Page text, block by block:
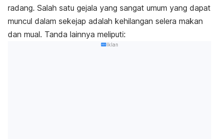
radang. Salah satu gejala yang sangat umum yang dapat
muncul dalam sekejap adalah kehilangan selera makan
dan mual. Tanda lainnya meliputi:
Iklan